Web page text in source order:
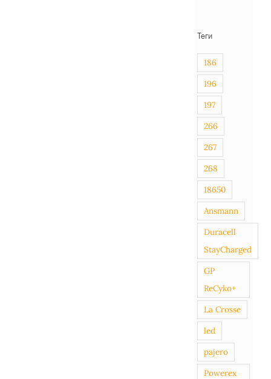
Теги
186
196
197
266
267
268
18650
Ansmann
Duracell
StayCharged
GP
ReCyko+
La Crosse
led
pajero
Powerex